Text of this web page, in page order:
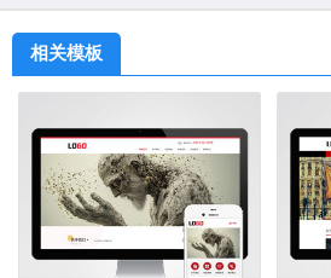
相关模板